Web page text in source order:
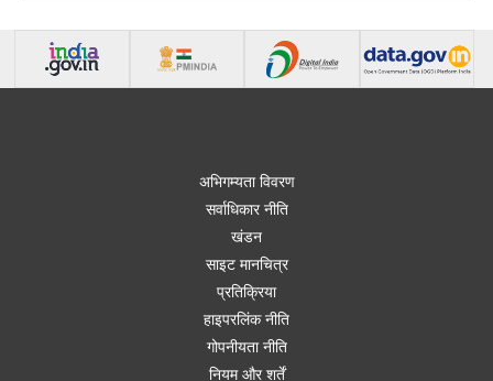
अभिगम्यता विवरण
सर्वाधिकार नीति
खंडन
साइट मानचित्र
प्रतिक्रिया
हाइपरलिंक नीति
गोपनीयता नीति
नियम और शर्तें